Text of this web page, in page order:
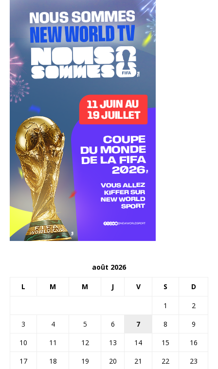
août 2026
L M M J V S D
1
2
3
4 5 6 7 8
9
10
11 12 13 14 15
16
17
18 19 20 21 22
23